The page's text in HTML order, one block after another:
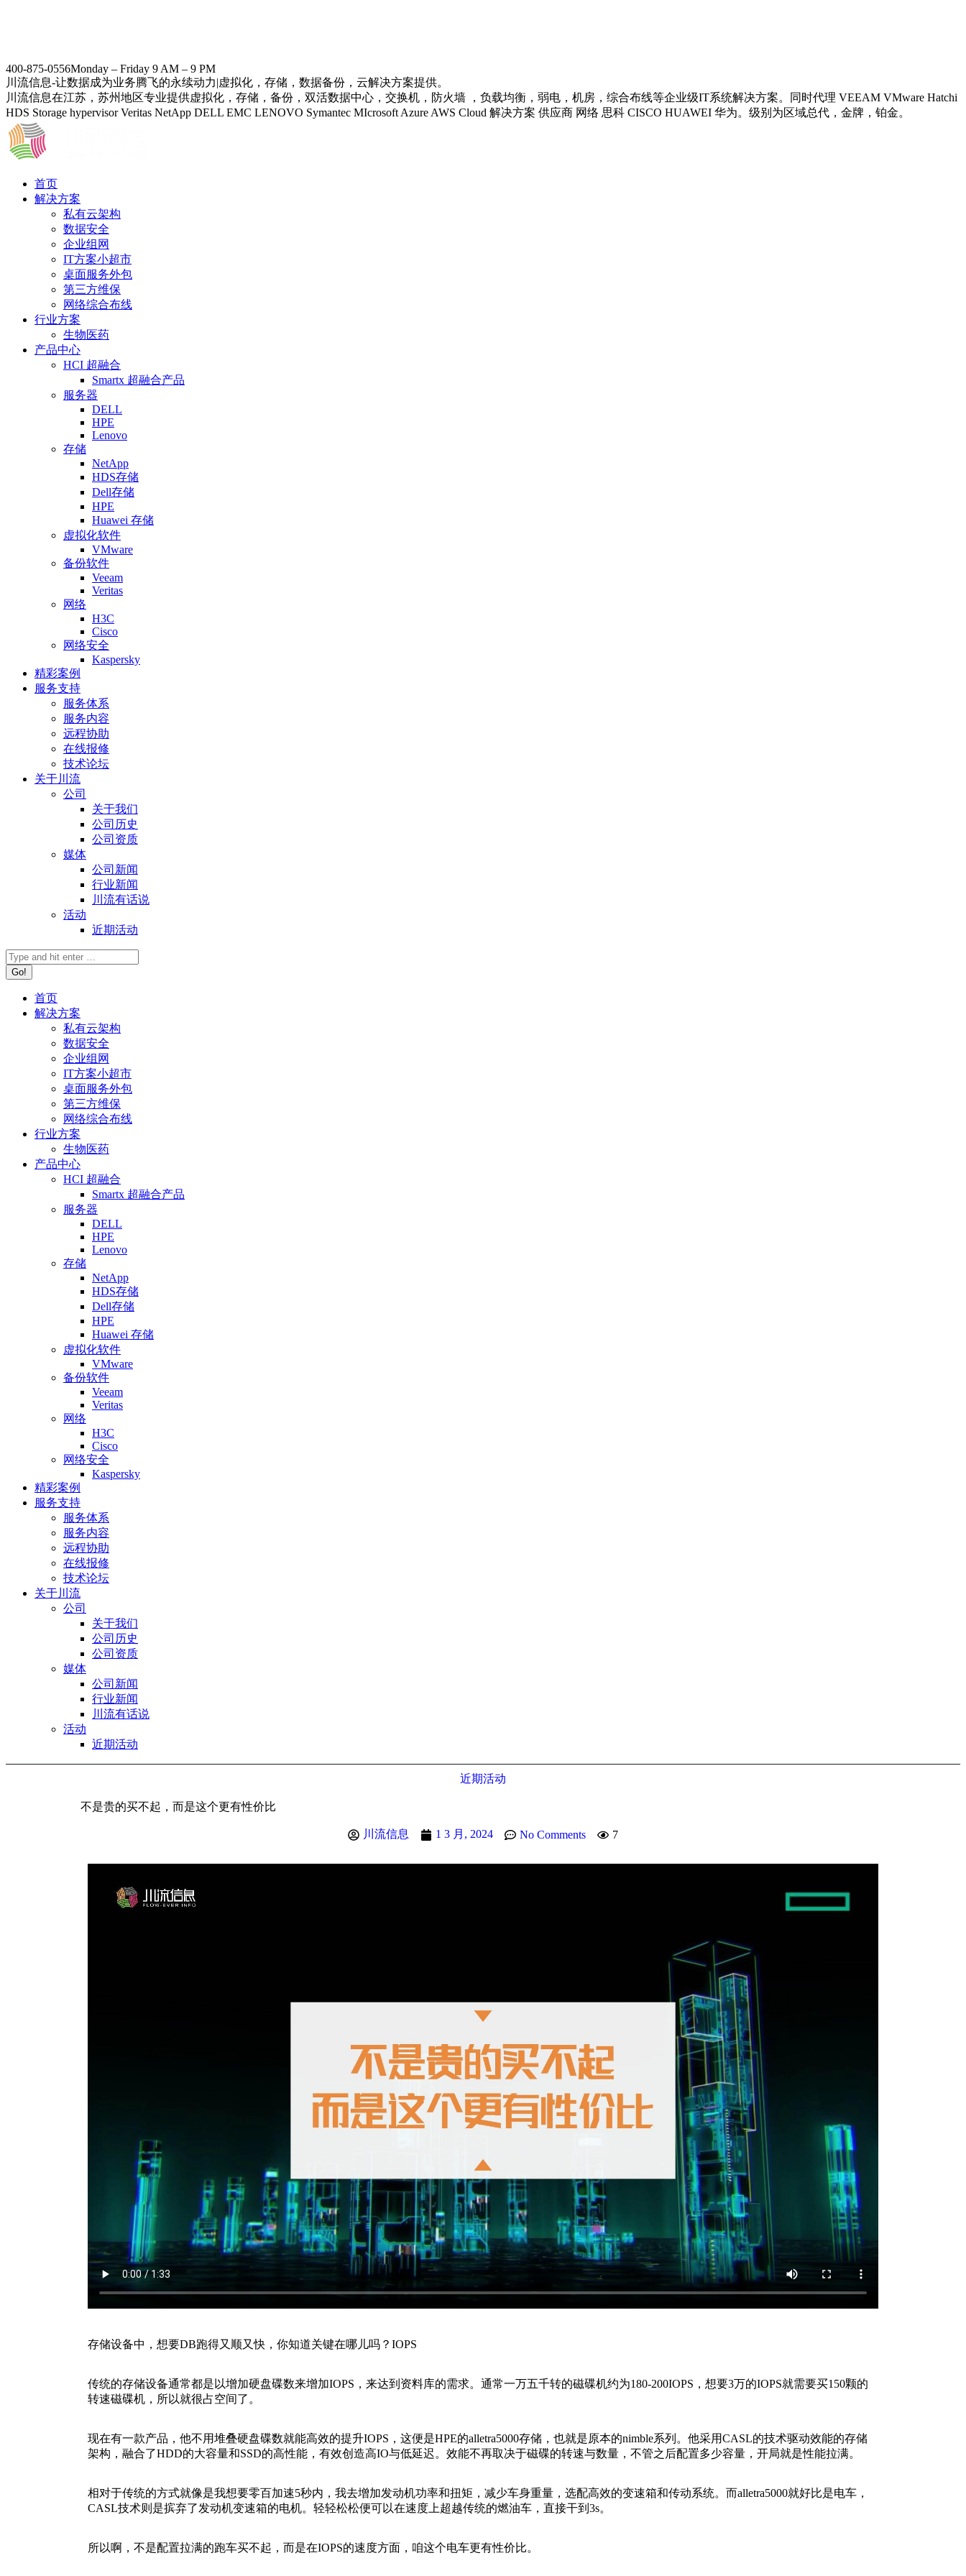
400-875-0556Monday – Friday 9 AM – 9 PM
川流信息-让数据成为业务腾飞的永续动力|虚拟化，存储，数据备份，云解决方案提供。
川流信息在江苏，苏州地区专业提供虚拟化，存储，备份，双活数据中心，交换机，防火墙 ，负载均衡，弱电，机房，综合布线等企业级IT系统解决方案。同时代理 VEEAM VMware Hatchi
HDS Storage hypervisor Veritas NetApp DELL EMC LENOVO Symantec MIcrosoft Azure AWS Cloud 解决方案 供应商 网络 思科 CISCO HUAWEI 华为。级别为区域总代，金牌，铂金。
首页
解决方案
私有云架构
数据安全
企业组网
IT方案小超市
桌面服务外包
第三方维保
网络综合布线
行业方案
生物医药
产品中心
HCI 超融合
Smartx 超融合产品
服务器
DELL
HPE
Lenovo
存储
NetApp
HDS存储
Dell存储
HPE
Huawei 存储
虚拟化软件
VMware
备份软件
Veeam
Veritas
网络
H3C
Cisco
网络安全
Kaspersky
精彩案例
服务支持
服务体系
服务内容
远程协助
在线报修
技术论坛
关于川流
公司
关于我们
公司历史
公司资质
媒体
公司新闻
行业新闻
川流有话说
活动
近期活动
首页
解决方案
私有云架构
数据安全
企业组网
IT方案小超市
桌面服务外包
第三方维保
网络综合布线
行业方案
生物医药
产品中心
HCI 超融合
Smartx 超融合产品
服务器
DELL
HPE
Lenovo
存储
NetApp
HDS存储
Dell存储
HPE
Huawei 存储
虚拟化软件
VMware
备份软件
Veeam
Veritas
网络
H3C
Cisco
网络安全
Kaspersky
精彩案例
服务支持
服务体系
服务内容
远程协助
在线报修
技术论坛
关于川流
公司
关于我们
公司历史
公司资质
媒体
公司新闻
行业新闻
川流有话说
活动
近期活动
近期活动
不是贵的买不起，而是这个更有性价比
川流信息 1 3 月, 2024 No Comments 7
存储设备中，想要DB跑得又顺又快，你知道关键在哪儿吗？IOPS
传统的存储设备通常都是以增加硬盘碟数来增加IOPS，来达到资料库的需求。通常一万五千转的磁碟机约为180-200IOPS，想要3万的IOPS就需要买150颗的
转速磁碟机，所以就很占空间了。
现在有一款产品，他不用堆叠硬盘碟数就能高效的提升IOPS，这便是HPE的alletra5000存储，也就是原本的nimble系列。他采用CASL的技术驱动效能的存储
架构，融合了HDD的大容量和SSD的高性能，有效创造高IO与低延迟。效能不再取决于磁碟的转速与数量，不管之后配置多少容量，开局就是性能拉满。
相对于传统的方式就像是我想要零百加速5秒内，我去增加发动机功率和扭矩，减少车身重量，选配高效的变速箱和传动系统。而alletra5000就好比是电车，
CASL技术则是摈弃了发动机变速箱的电机。轻轻松松便可以在速度上超越传统的燃油车，直接干到3s。
所以啊，不是配置拉满的跑车买不起，而是在IOPS的速度方面，咱这个电车更有性价比。